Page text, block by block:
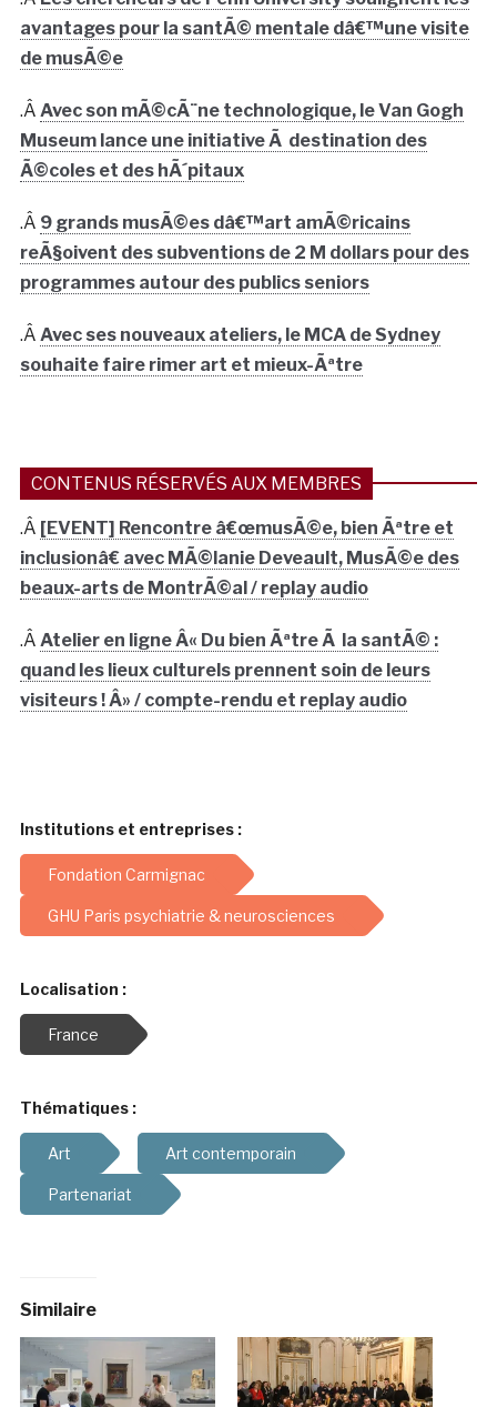
avantages pour la santÃ© mentale dâ€™une visite
de musÃ©e
.Â Avec son mÃ©cÃ¨ne technologique, le Van Gogh
Museum lance une initiative Ã destination des
Ã©coles et des hÃ´pitaux
.Â 9 grands musÃ©es dâ€™art amÃ©ricains
reÃ§oivent des subventions de 2 M dollars pour des
programmes autour des publics seniors
.Â Avec ses nouveaux ateliers, le MCA de Sydney
souhaite faire rimer art et mieux-Ãªtre
CONTENUS RÉSERVÉS AUX MEMBRES
.Â [EVENT] Rencontre â€œmusÃ©e, bien Ãªtre et
inclusionâ€ avec MÃ©lanie Deveault, MusÃ©e des
beaux-arts de MontrÃ©al / replay audio
.Â Atelier en ligne Â« Du bien Ãªtre Ã la santÃ© :
quand les lieux culturels prennent soin de leurs
visiteurs ! Â» / compte-rendu et replay audio
Institutions et entreprises :
Fondation Carmignac
GHU Paris psychiatrie & neurosciences
Localisation :
France
Thématiques :
Art Art contemporain
Partenariat
Similaire